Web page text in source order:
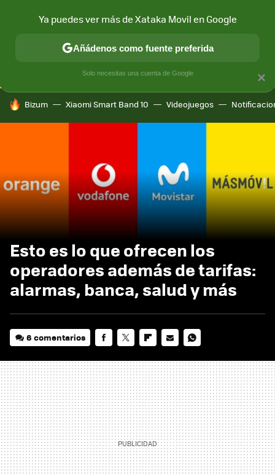
CONECTIVIDAD MÓVIL Y SOCIEDAD APLICACIONES
HOY SE HABLA DE
Bizum Xiaomi Smart Band 10 Videojuegos
Esto es lo que ofrecen los
operadores además de tarifas:
alarmas, banca, salud y más
6 comentarios
MAIL
×
Ya puedes ver más de Xataka Movil en Google
Añádenos como fuente preferida
Solo necesitas una cuenta de Google